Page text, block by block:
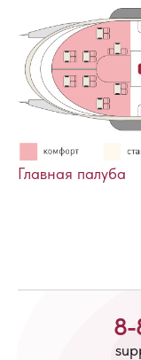
Главная палуба
8-